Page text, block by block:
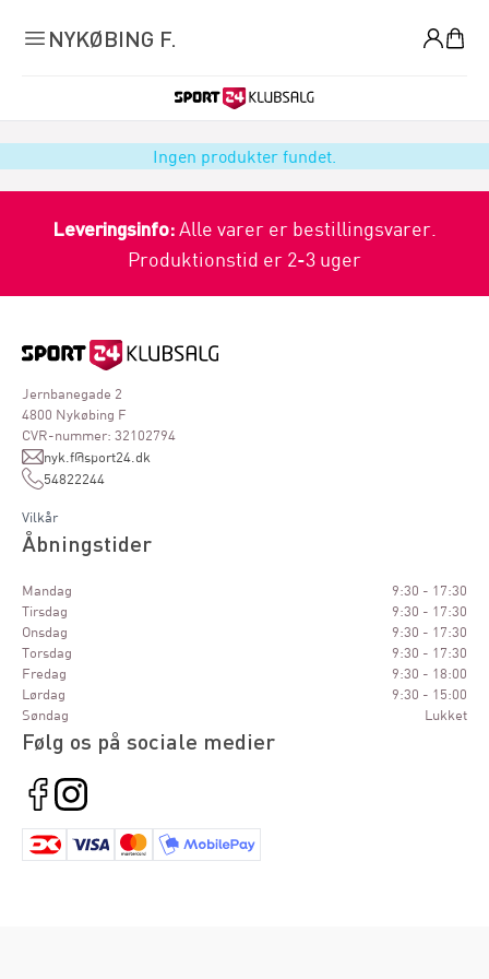
NYKØBING F.
Ingen produkter fundet.
Leveringsinfo:Alle varer er bestillingsvarer.
Produktionstid er 2-3 uger
Jernbanegade 2
4800 Nykøbing F
CVR-nummer: 32102794
nyk.f@sport24.dk
54822244
Vilkår
Åbningstider
Mandag
9:30 - 17:30
Tirsdag
9:30 - 17:30
Onsdag
9:30 - 17:30
Torsdag
9:30 - 17:30
Fredag
9:30 - 18:00
Lørdag
9:30 - 15:00
Søndag
Lukket
Følg os på sociale medier